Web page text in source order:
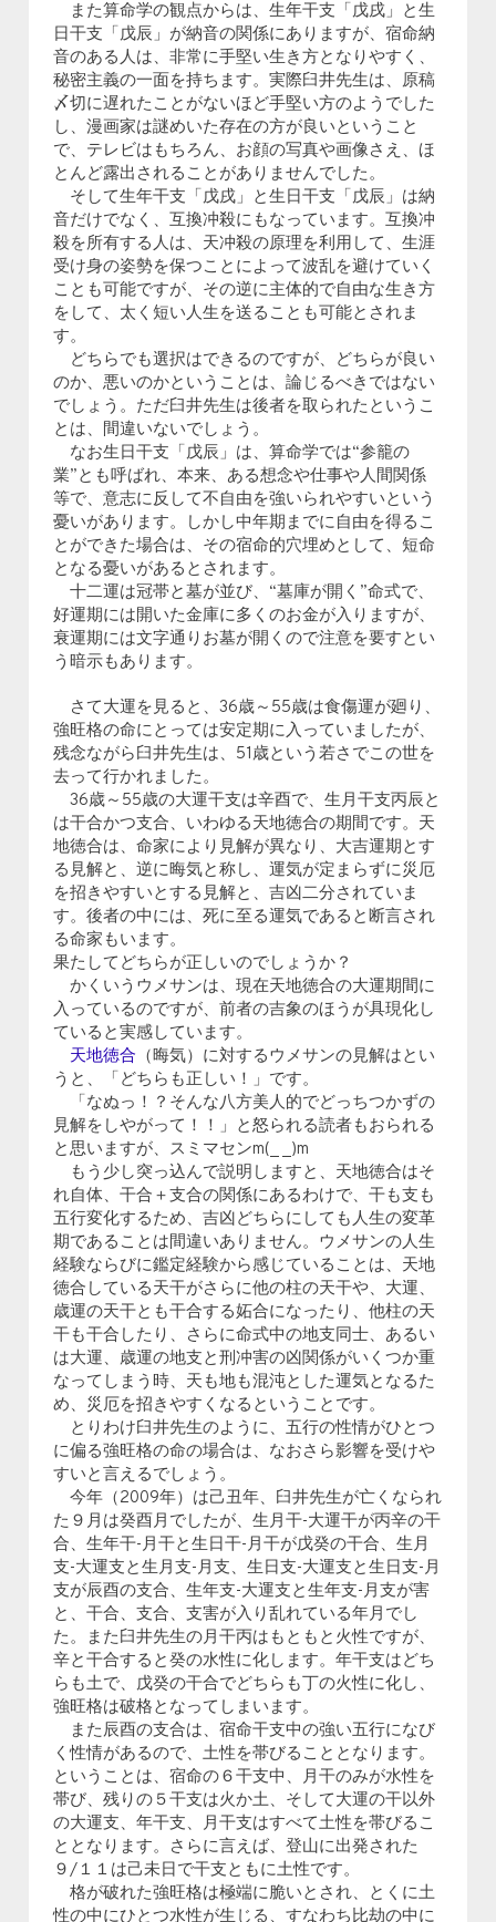
また算命学の観点からは、生年干支「戊戌」と生
日干支「戊辰」が納音の関係にありますが、宿命納
音のある人は、非常に手堅い生き方となりやすく、
秘密主義の一面を持ちます。実際臼井先生は、原稿
〆切に遅れたことがないほど手堅い方のようでした
し、漫画家は謎めいた存在の方が良いということ
で、テレビはもちろん、お顔の写真や画像さえ、ほ
とんど露出されることがありませんでした。
そして生年干支「戊戌」と生日干支「戊辰」は納
音だけでなく、互換冲殺にもなっています。互換冲
殺を所有する人は、天冲殺の原理を利用して、生涯
受け身の姿勢を保つことによって波乱を避けていく
ことも可能ですが、その逆に主体的で自由な生き方
をして、太く短い人生を送ることも可能とされま
す。
どちらでも選択はできるのですが、どちらが良い
のか、悪いのかということは、論じるべきではない
でしょう。ただ臼井先生は後者を取られたというこ
とは、間違いないでしょう。
なお生日干支「戊辰」は、算命学では“参籠の
業”とも呼ばれ、本来、ある想念や仕事や人間関係
等で、意志に反して不自由を強いられやすいという
憂いがあります。しかし中年期までに自由を得るこ
とができた場合は、その宿命的穴埋めとして、短命
となる憂いがあるとされます。
十二運は冠帯と墓が並び、“墓庫が開く”命式で、
好運期には開いた金庫に多くのお金が入りますが、
衰運期には文字通りお墓が開くので注意を要すとい
う暗示もあります。
さて大運を見ると、36歳～55歳は食傷運が廻り、
強旺格の命にとっては安定期に入っていましたが、
残念ながら臼井先生は、51歳という若さでこの世を
去って行かれました。
36歳～55歳の大運干支は辛酉で、生月干支丙辰と
は干合かつ支合、いわゆる天地徳合の期間です。天
地徳合は、命家により見解が異なり、大吉運期とす
る見解と、逆に晦気と称し、運気が定まらずに災厄
を招きやすいとする見解と、吉凶二分されていま
す。後者の中には、死に至る運気であると断言され
る命家もいます。
果たしてどちらが正しいのでしょうか？
かくいうウメサンは、現在天地徳合の大運期間に
入っているのですが、前者の吉象のほうが具現化し
ていると実感しています。
天地徳合 （晦気）に対するウメサンの見解はとい
うと、「どちらも正しい！」です。
「なぬっ！？そんな八方美人的でどっちつかずの
見解をしやがって！！」と怒られる読者もおられる
と思いますが、スミマセンm(_ _)m
もう少し突っ込んで説明しますと、天地徳合はそ
れ自体、干合＋支合の関係にあるわけで、干も支も
五行変化するため、吉凶どちらにしても人生の変革
期であることは間違いありません。ウメサンの人生
経験ならびに鑑定経験から感じていることは、天地
徳合している天干がさらに他の柱の天干や、大運、
歳運の天干とも干合する妬合になったり、他柱の天
干も干合したり、さらに命式中の地支同士、あるい
は大運、歳運の地支と刑冲害の凶関係がいくつか重
なってしまう時、天も地も混沌とした運気となるた
め、災厄を招きやすくなるということです。
とりわけ臼井先生のように、五行の性情がひとつ
に偏る強旺格の命の場合は、なおさら影響を受けや
すいと言えるでしょう。
今年（2009年）は己丑年、臼井先生が亡くなられ
た９月は癸酉月でしたが、生月干-大運干が丙辛の干
合、生年干-月干と生日干-月干が戊癸の干合、生月
支-大運支と生月支-月支、生日支-大運支と生日支-月
支が辰酉の支合、生年支-大運支と生年支-月支が害
と、干合、支合、支害が入り乱れている年月でし
た。また臼井先生の月干丙はもともと火性ですが、
辛と干合すると癸の水性に化します。年干支はどち
らも土で、戊癸の干合でどちらも丁の火性に化し、
強旺格は破格となってしまいます。
また辰酉の支合は、宿命干支中の強い五行になび
く性情があるので、土性を帯びることとなります。
ということは、宿命の６干支中、月干のみが水性を
帯び、残りの５干支は火か土、そして大運の干以外
の大運支、年干支、月干支はすべて土性を帯びるこ
ととなります。さらに言えば、登山に出発された
９/１１は己未日で干支ともに土性です。
格が破れた強旺格は極端に脆いとされ、とくに土
性の中にひとつ水性が生じる、すなわち比劫の中に